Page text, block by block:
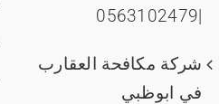
|0563102479
شركة مكافحة العقارب
في ابوظبي